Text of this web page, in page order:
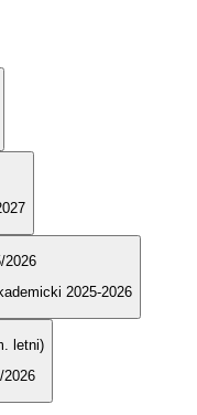
2026
2025-2026
letni)
2026